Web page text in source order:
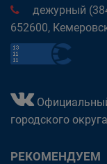
дежурный
652600,
городского округа
РЕКОМЕНДУЕМ